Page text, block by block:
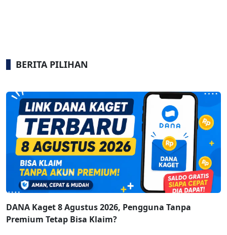
BERITA PILIHAN
DANA Kaget 8 Agustus 2026, Pengguna Tanpa
Premium Tetap Bisa Klaim?